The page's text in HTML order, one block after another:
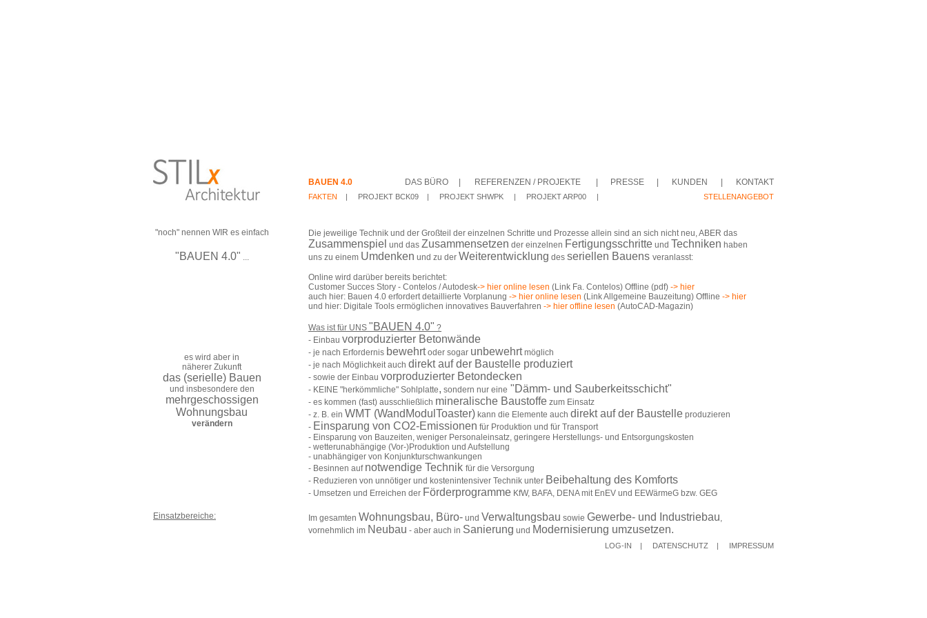
BAUEN 4.0 DAS BÜRO REFERENZEN / PROJEKTE PRESSE KUNDEN KONTAKT
FAKTEN | PROJEKT BCK09 | PROJEKT SHWPK | PROJEKT ARP00 | STELLENANGEBOT
LOG-IN | DATENSCHUTZ | IMPRESSUM